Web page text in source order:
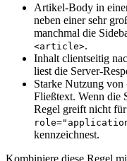
Artikel-Body in
neben einer sehr
manchmal die
<article>.
Inhalt clientseitig
liest die Server-
Starke Nutzung von
Fließtext. Wenn die
Regel greift nicht
kennzeichnest.